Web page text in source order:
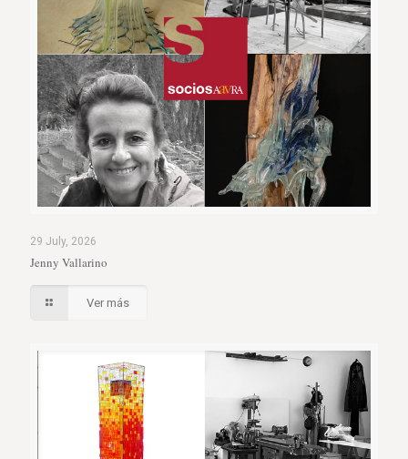
29 July, 2026
Jenny Vallarino
Ver más